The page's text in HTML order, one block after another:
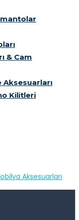
& Cam
Aksesuarları
Kilitleri